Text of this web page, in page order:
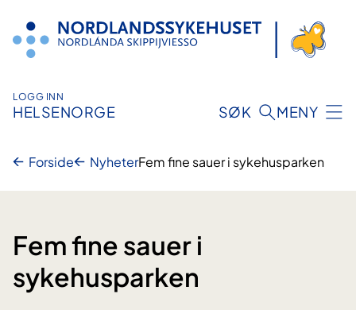
innhold
LOGG INN
HELSENORGE SØK MENY
Forside NyheterFem fine sauer i sykehusparken
Fem fine sauer i
sykehusparken